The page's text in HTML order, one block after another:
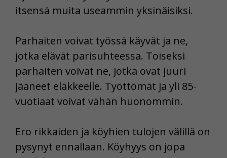
itsensä muita useammin yksinäisiksi.
Parhaiten voivat työssä käyvät ja ne,
jotka elävät parisuhteessa. Toiseksi
parhaiten voivat ne, jotka ovat juuri
jääneet eläkkeelle. Työttömät ja yli 85-
vuotiaat voivat vähän huonommin.
Ero rikkaiden ja köyhien tulojen välillä on
pysynyt ennallaan. Köyhyys on jopa